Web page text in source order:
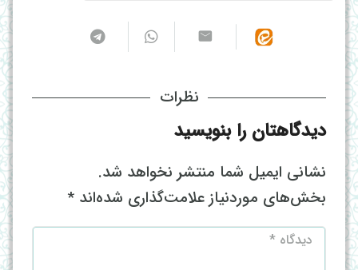
نظرات
دیدگاهتان را بنویسید
نشانی ایمیل شما منتشر نخواهد شد.
بخش‌های موردنیاز علامت‌گذاری شده‌اند *